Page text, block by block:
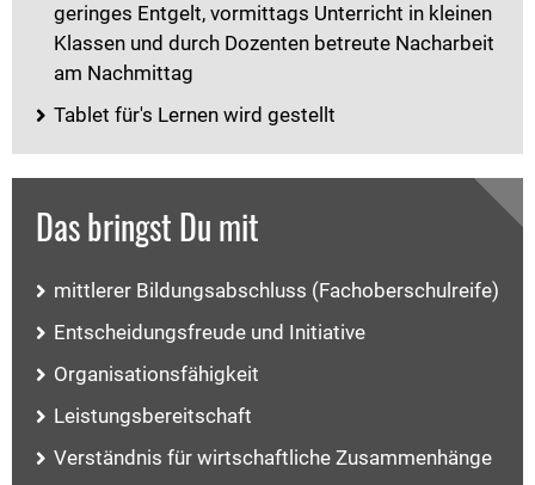
geringes Entgelt, vormittags Unterricht in kleinen
Klassen und durch Dozenten betreute Nacharbeit
am Nachmittag
Tablet für's Lernen wird gestellt
Das bringst Du mit
mittlerer Bildungsabschluss (Fachoberschulreife)
Entscheidungsfreude und Initiative
Organisationsfähigkeit
Leistungsbereitschaft
Verständnis für wirtschaftliche Zusammenhänge